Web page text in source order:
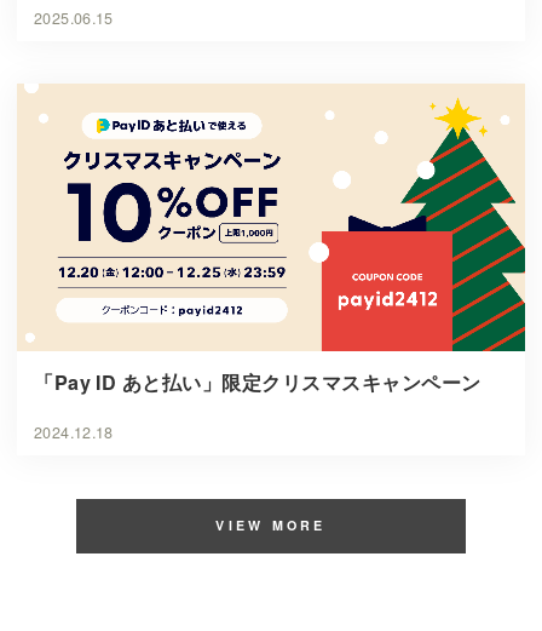
2025.06.15
「Pay ID あと払い」限定クリスマスキャンペーン
2024.12.18
VIEW MORE